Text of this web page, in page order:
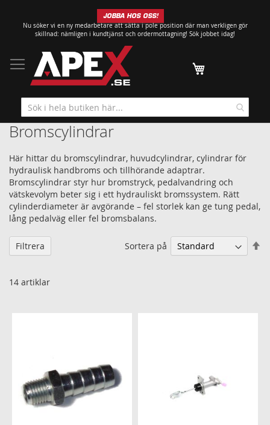
till
innehållet
JOBBA HOS OSS!
Nu söker vi en ny medarbetare att sätta i pole position där man verkligen gör
skillnad: nämligen i kundtjänst och ordermottagning! Sök jobbet idag!
Min kundvagn
Bromscylindrar
Här hittar du bromscylindrar, huvudcylindrar, cylindrar för
hydraulisk handbroms och tillhörande adaptrar.
Bromscylindrar styr hur bromstryck, pedalvandring och
vätskevolym beter sig i ett hydrauliskt bromssystem. Rätt
cylinderdiameter är avgörande – fel storlek kan ge tung pedal,
lång pedalväg eller fel bromsbalans.
14 artiklar
Sortera på
Filtrera